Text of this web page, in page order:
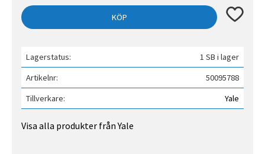
KÖP Lägg till
Lagerstatus
1 SB i lager
Artikelnr
50095788
Tillverkare
Yale
Visa alla produkter från Yale